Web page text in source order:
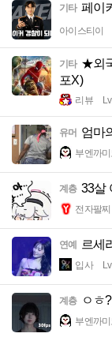
기타 페이
아이스티이
기타 ★외
포X)
리뷰
유머 엄마
부엔까
계층 33살
전자팔찌
연예 르세
입사
계층 ㅇㅎ
부엔까